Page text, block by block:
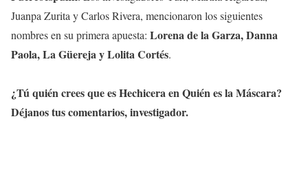
Juanpa Zurita y Carlos Rivera, mencionaron los siguientes
nombres en su primera apuesta: Lorena de la Garza, Danna
Paola, La Güereja y Lolita Cortés.
¿Tú quién crees que esHechiceraen Quién es la Máscara?
Déjanos tus comentarios, investigador.